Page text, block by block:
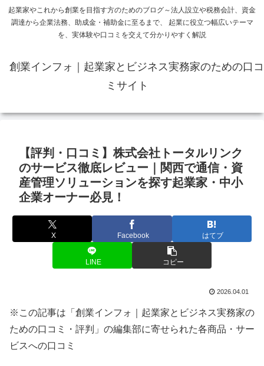
起業家やこれから創業を目指す方のためのブログ～法人設立や税務会計、資金
調達から企業法務、助成金・補助金に至るまで、 起業に役立つ幅広いテーマ
を、実体験や口コミを交えて分かりやすく解説
創業インフォ｜起業家とビジネス実務家のための口コ
ミサイト
【評判・口コミ】株式会社トータルリンク
のサービス徹底レビュー｜関西で通信・資
産管理ソリューションを探す起業家・中小
企業オーナー必見！
X Facebook はてブ
LINE コピー
2026.04.01
※この記事は「創業インフォ｜起業家とビジネス実務家の
ための口コミ・評判」の編集部に寄せられた各商品・サー
ビスへの口コミ